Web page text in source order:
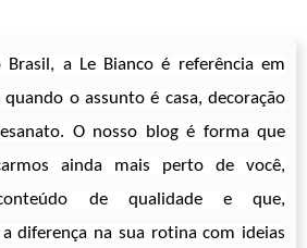
a Le Bianco é referência em
o assunto é casa, decoração
O nosso blog é forma que
ainda mais perto de você,
de qualidade e que,
diferença na sua rotina com ideias